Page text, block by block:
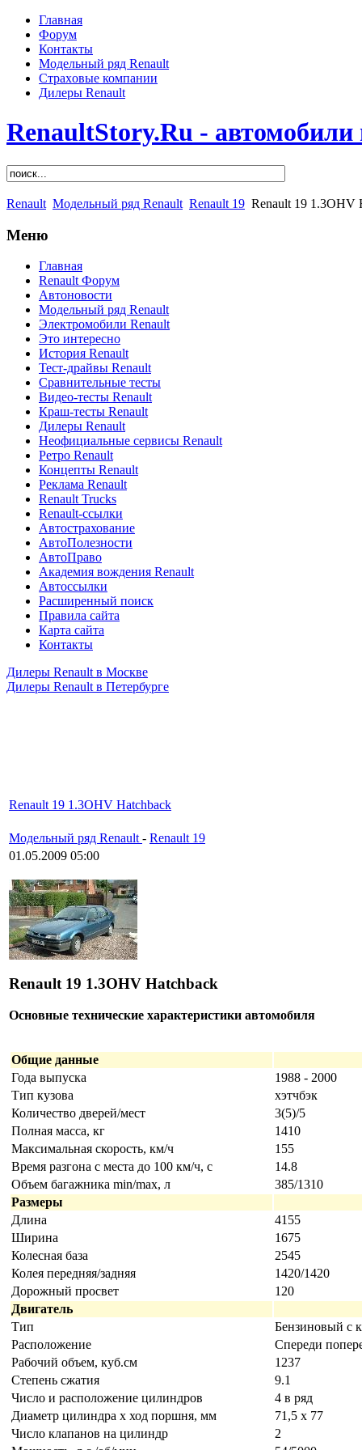
Главная
Форум
Контакты
Модельный ряд Renault
Страховые компании
Дилеры Renault
RenaultStory.Ru -
Renault Модельный ряд Renault Renault 19 Renault 19 1.3OHV
Меню
Главная
Renault Форум
Автоновости
Модельный ряд Renault
Электромобили Renault
Это интересно
История Renault
Тест-драйвы Renault
Сравнительные тесты
Видео-тесты Renault
Краш-тесты Renault
Дилеры Renault
Неофициальные сервисы Renault
Ретро Renault
Концепты Renault
Реклама Renault
Renault Trucks
Renault-ссылки
Автострахование
АвтоПолезности
АвтоПраво
Академия вождения Renault
Автоссылки
Расширенный поиск
Правила сайта
Карта сайта
Контакты
Дилеры Renault в Москве
Дилеры Renault в Петербурге
Renault 19 1.3OHV Hatchback
Модельный ряд Renault - Renault 19
01.05.2009 05:00
Renault 19 1.3OHV Hatchback
Основные технические характеристики автомобиля
Общие данные
Года выпуска
1988 - 2000
Тип кузова
хэтчбэк
Количество дверей/мест
3(5)/5
Полная масса, кг
1410
Максимальная скорость, км/ч
155
Время разгона с места до 100 км/ч, с
14.8
Объем багажника min/max, л
385/1310
Размеры
Длина
4155
Ширина
1675
Колесная база
2545
Колея передняя/задняя
1420/1420
Дорожный просвет
120
Двигатель
Тип
Бензиновый с
Расположение
Cпереди
Рабочий объем, куб.см
1237
Степень сжатия
9.1
Число и расположение цилиндров
4 в ряд
Диаметр цилиндра х ход поршня, мм
71,5 x 77
Число клапанов на цилиндр
2